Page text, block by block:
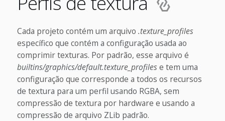
Cada projeto contém um arquivo .texture_profiles
específico que contém a configuração usada ao
comprimir texturas. Por padrão, esse arquivo é
builtins/graphics/default.texture_profilese tem uma
configuração que corresponde a todos os recursos
de textura para um perfil usando RGBA, sem
compressão de textura por hardware e usando a
compressão de arquivo ZLib padrão.